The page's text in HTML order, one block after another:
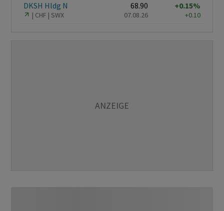
DKSH Hldg N
CHF SWX
68.90
07.08.26
+0.15%
+0.10